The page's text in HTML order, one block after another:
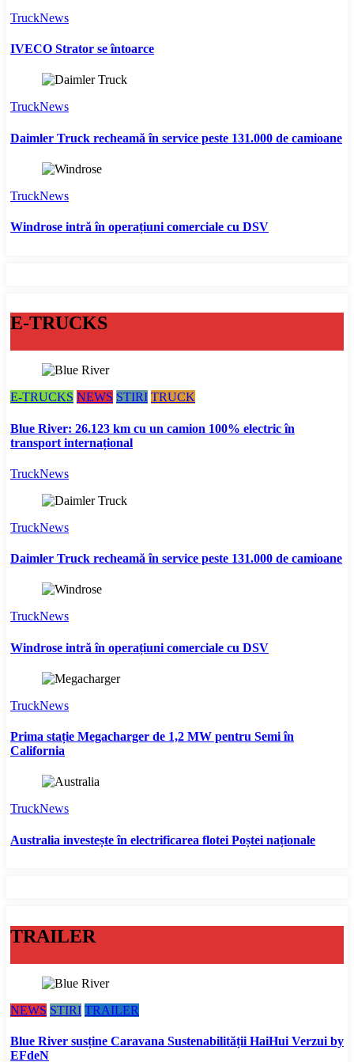
TruckNews
IVECO Strator se întoarce
TruckNews
Daimler Truck recheamă în service peste 131.000 de camioane
TruckNews
Windrose intră în operațiuni comerciale cu DSV
E-TRUCKS
E-TRUCKS NEWS STIRI TRUCK
Blue River: 26.123 km cu un camion 100% electric în
transport internațional
TruckNews
TruckNews
Daimler Truck recheamă în service peste 131.000 de camioane
TruckNews
Windrose intră în operațiuni comerciale cu DSV
TruckNews
Prima stație Megacharger de 1,2 MW pentru Semi în
California
TruckNews
Australia investește în electrificarea flotei Poștei naționale
TRAILER
NEWS STIRI TRAILER
Blue River susține Caravana Sustenabilității HaiHui Verzui by
EFdeN